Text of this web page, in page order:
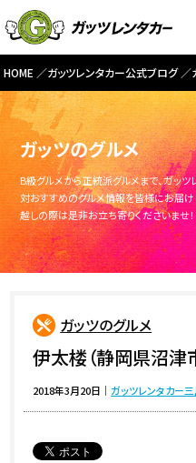
HOME ガッツレンタカー公式ブログ
ガッツのグルメ
B級グルメから正統派グルメまで、ガッ
対おすすめのグルメ情報を皆様にお届け
越しの際は是非お立ち寄りくださいませ！
ガッツのグルメ
伊太楼（静岡県沼津
2018年3月20日 ｜ガッツレンタカー